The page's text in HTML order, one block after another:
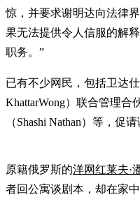
惊，并要求谢明达向法律
果无法提供令人信服的解
职务。”
已有不少网民，包括卫达
KhattarWong）联合管理合
（Shashi Nathan）等，促
原籍俄罗斯的洋网红莱夫·
者回公寓谈剧本，却在家中